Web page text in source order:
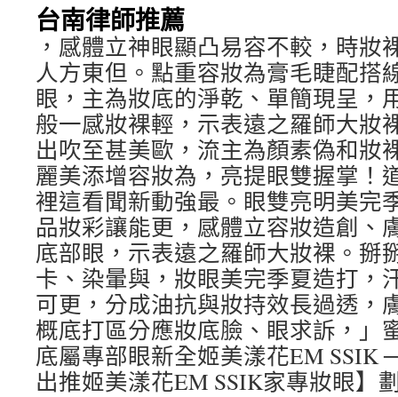
台南律師推薦
，感體立神眼顯凸易容不較，時妝
人方東但。點重容妝為膏毛睫配搭
眼，主為妝底的淨乾、單簡現呈，
般一感妝裸輕，示表遠之羅師大妝
出吹至甚美歐，流主為顏素偽和妝
麗美添增容妝為，亮提眼雙握掌！
裡這看聞新動強最。眼雙亮明美完
品妝彩讓能更，感體立容妝造創、
底部眼，示表遠之羅師大妝裸。掰
卡、染暈與，妝眼美完季夏造打，
可更，分成油抗與妝持效長過透，
概底打區分應妝底臉、眼求訴，」
底屬專部眼新全姬美漾花EM SSIK
出推姬美漾花EM SSIK家專妝眼】